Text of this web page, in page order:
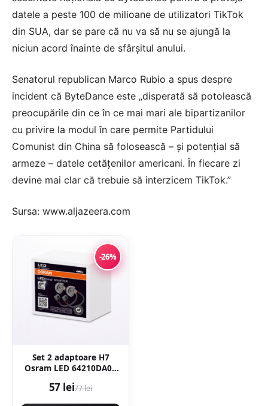
datele a peste 100 de milioane de utilizatori TikTok
din SUA, dar se pare că nu va să nu se ajungă la
niciun acord înainte de sfârșitul anului.
Senatorul republican Marco Rubio a spus despre
incident că ByteDance este „disperată să potolească
preocupările din ce în ce mai mari ale bipartizanilor
cu privire la modul în care permite Partidului
Comunist din China să folosească – și potențial să
armeze – datele cetățenilor americani. În fiecare zi
devine mai clar că trebuie să interzicem TikTok.”
Sursa: www.aljazeera.com
-26%
Set 2 adaptoare H7
Osram LED 64210DA09
57 lei77 lei